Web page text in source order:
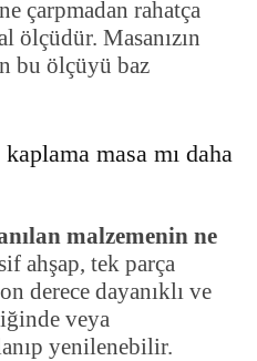
çarpmadan rahatça
ölçüdür. Masanızın
bu ölçüyü baz
masa mı daha
malzemenin ne
ahşap, tek parça
derece dayanıklı ve
veya
yenilenebilir.